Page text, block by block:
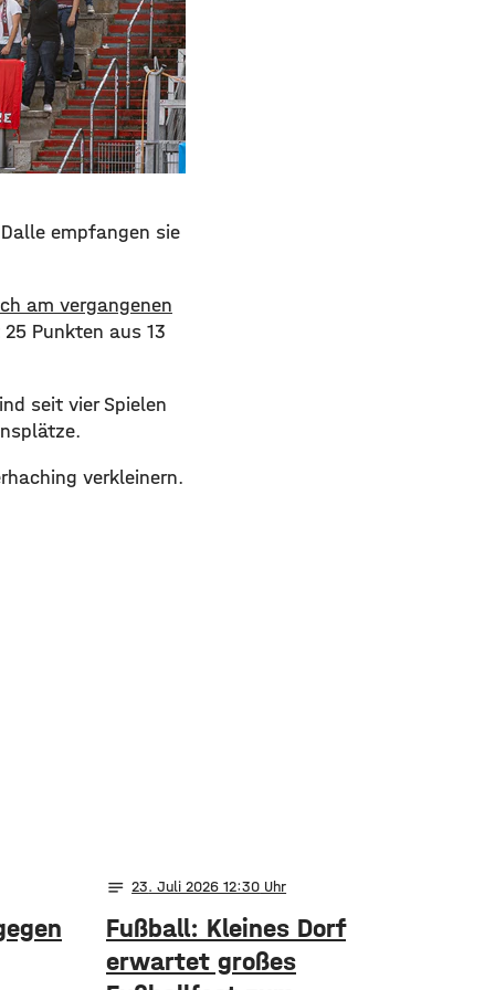
empfangen sie
am vergangenen
25 Punkten aus 13
seit vier Spielen
verkleinern.
notes 23. Juli 2026 12:30
Fußball: Kleines Dorf
erwartet großes